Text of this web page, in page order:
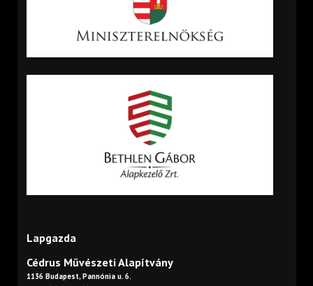
Lapgazda
Cédrus Művészeti Alapítvány
1136 Budapest, Pannónia u. 6.